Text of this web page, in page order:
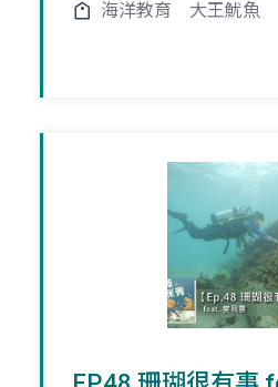
海洋教育 大王魷魚